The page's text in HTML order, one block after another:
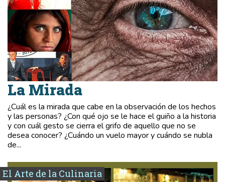
La Mirada
¿Cuál es la mirada que cabe en la observación de los hechos
y las personas? ¿Con qué ojo se le hace el guiño a la historia
y con cuál gesto se cierra el grifo de aquello que no se
desea conocer? ¿Cuándo un vuelo mayor y cuándo se nubla
de...
El Arte de la Culinaria